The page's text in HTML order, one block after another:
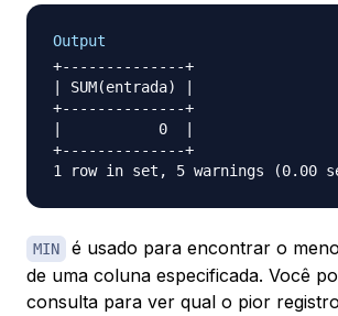
Output
+--------------+
| SUM(entrada) |
+--------------+
|           0  |
+--------------+
MIN
é usado para encontrar o
de uma coluna especificada. Você
consulta para ver qual o pior